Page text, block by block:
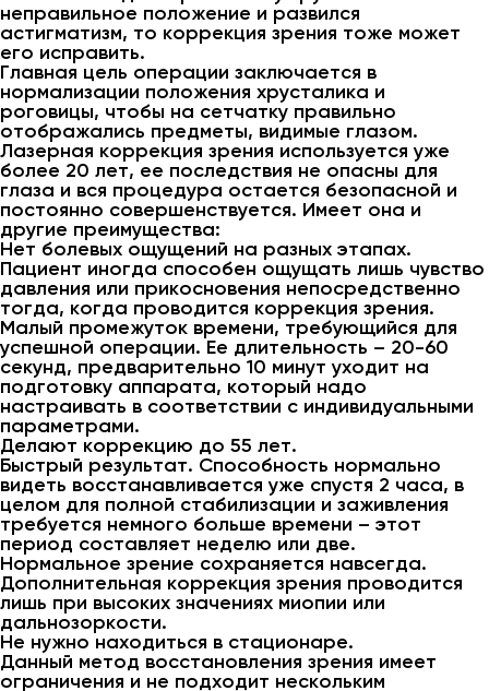
неправильное положение и развился
астигматизм, то коррекция зрения тоже может
его исправить.
Главная цель операции заключается в
нормализации положения хрусталика и
роговицы, чтобы на сетчатку правильно
отображались предметы, видимые глазом.
Лазерная коррекция зрения используется уже
более 20 лет, ее последствия не опасны для
глаза и вся процедура остается безопасной и
постоянно совершенствуется. Имеет она и
другие преимущества:
Нет болевых ощущений на разных этапах.
Пациент иногда способен ощущать лишь чувство
давления или прикосновения непосредственно
тогда, когда проводится коррекция зрения.
Малый промежуток времени, требующийся для
успешной операции. Ее длительность – 20-60
секунд, предварительно 10 минут уходит на
подготовку аппарата, который надо
настраивать в соответствии с индивидуальными
параметрами.
Делают коррекцию до 55 лет.
Быстрый результат. Способность нормально
видеть восстанавливается уже спустя 2 часа, в
целом для полной стабилизации и заживления
требуется немного больше времени – этот
период составляет неделю или две.
Нормальное зрение сохраняется навсегда.
Дополнительная коррекция зрения проводится
лишь при высоких значениях миопии или
дальнозоркости.
Не нужно находиться в стационаре.
Данный метод восстановления зрения имеет
ограничения и не подходит нескольким